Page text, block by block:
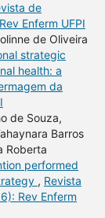
de
Enferm UFPI
de Oliveira
strategic
health: a
da
de Souza,
Barros
Roberta
performed
, Revista
Rev Enferm